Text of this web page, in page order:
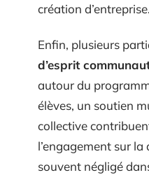
création d’entreprise.
Enfin, plusieurs
d’esprit
autour du
élèves, un soutien
collective
l’engagement sur
souvent négligé